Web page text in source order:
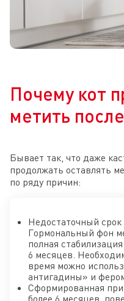
Почему кот
метить
Бывает так, что даже
продолжать оставлять
по ряду причин:
Недостаточный срок
Гормональный фон
полная
6 месяцев.
время можно
антигадины» и
Сформированная